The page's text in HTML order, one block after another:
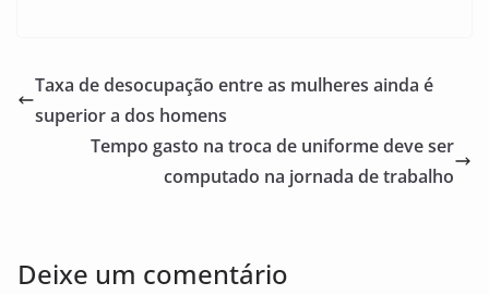
e
b
o
l e
Taxa de desocupação entre as mulheres ainda é
superior a dos homens
Tempo gasto na troca de uniforme deve ser
computado na jornada de trabalho
Deixe um comentário